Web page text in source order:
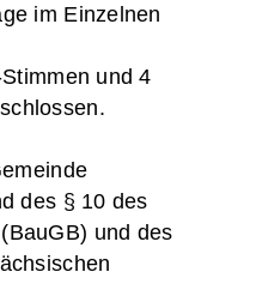
im Einzelnen
und 4
des § 10 des
und des